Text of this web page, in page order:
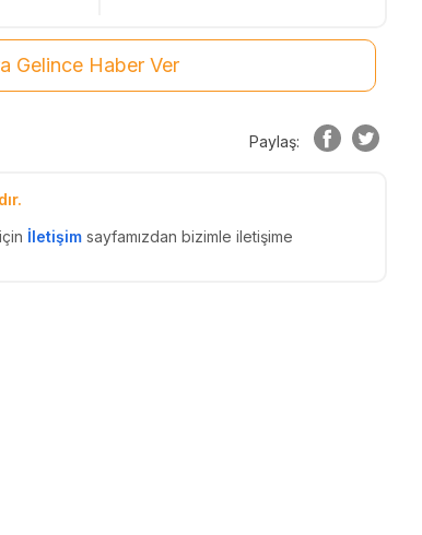
Gelince Haber Ver
Paylaş:
İletişim sayfamızdan bizimle iletişime